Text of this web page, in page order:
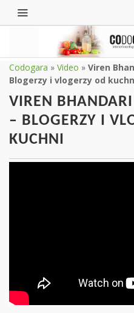
Codogara » Video » Viren
Blogerzy i vlogerzy od
VIREN
– BLOGERZY I
KUCHNI